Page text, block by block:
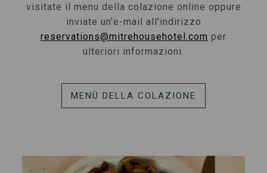
visitate il menu della colazione online oppure
inviate un'e-mail all'indirizzo
reservations@mitrehousehotel.com per
ulteriori informazioni.
MENÙ DELLA COLAZIONE